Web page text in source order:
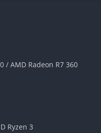
formas limpias y un
antes incluso de que
buscan realismo, sino
visual. Hay ruinas que
que parecen respirar,
un mundo que se siente
interna.
y efectos que
/ AMD Radeon R7 360
Ryzen 3